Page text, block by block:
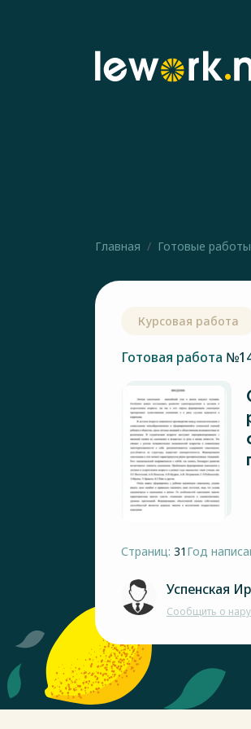
Главная Готовые работы
Курсовая работа
Готовая работа
Страниц: 31 Год
Успенская
Сообщить о